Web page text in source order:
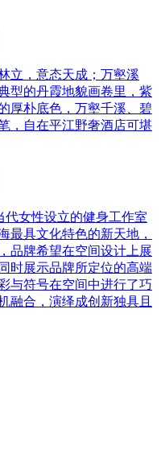
立，意态天成；万壑溪
型的丹霞地貌画卷里，紫
厚朴底色，万壑千溪、碧
，自在平江野奢酒店可堪
女性设立的健身工作室
最具文化特色的新天地，
品牌希望在空间设计上展
时展示品牌所定位的高端
与符号在空间中进行了巧
融合，演绎成创新独具且